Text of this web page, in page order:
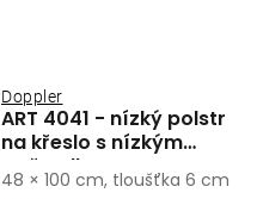
ART 4041 - nízký polstr
na křeslo s nízkým
opěradlem
Doppler
48 × 100 cm, tloušťka 6 cm